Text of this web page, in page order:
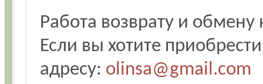
Работа возврату и
Если вы хотите
адресу: olinsa@gmail.com